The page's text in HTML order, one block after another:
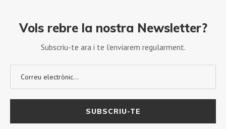
Vols rebre la nostra Newsletter?
Subscriu-te ara i te l’enviarem regularment.